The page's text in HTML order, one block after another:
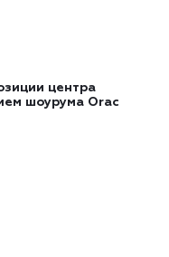
центра
шоурума Orac